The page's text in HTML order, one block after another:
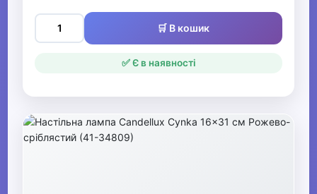
🛒 В кошик
✅ Є в наявності